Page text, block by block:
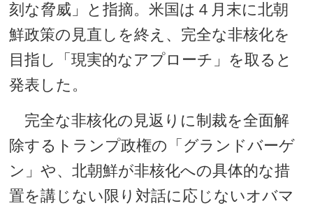
刻な脅威」と指摘。米国は４月末に北朝
鮮政策の見直しを終え、完全な非核化を
目指し「現実的なアプローチ」を取ると
発表した。
完全な非核化の見返りに制裁を全面解
除するトランプ政権の「グランドバーゲ
ン」や、北朝鮮が非核化への具体的な措
置を講じない限り対話に応じないオバマ